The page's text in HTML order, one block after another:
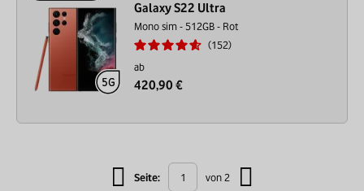
Galaxy S22 Ultra
Mono sim - 512GB - Rot
152
ab
420,90 €
Seite: von 2